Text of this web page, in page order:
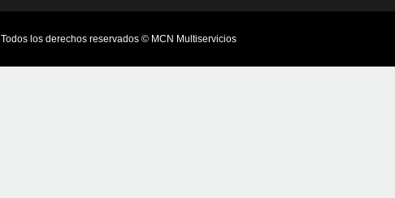
Todos los derechos reservados © MCN Multiservicios